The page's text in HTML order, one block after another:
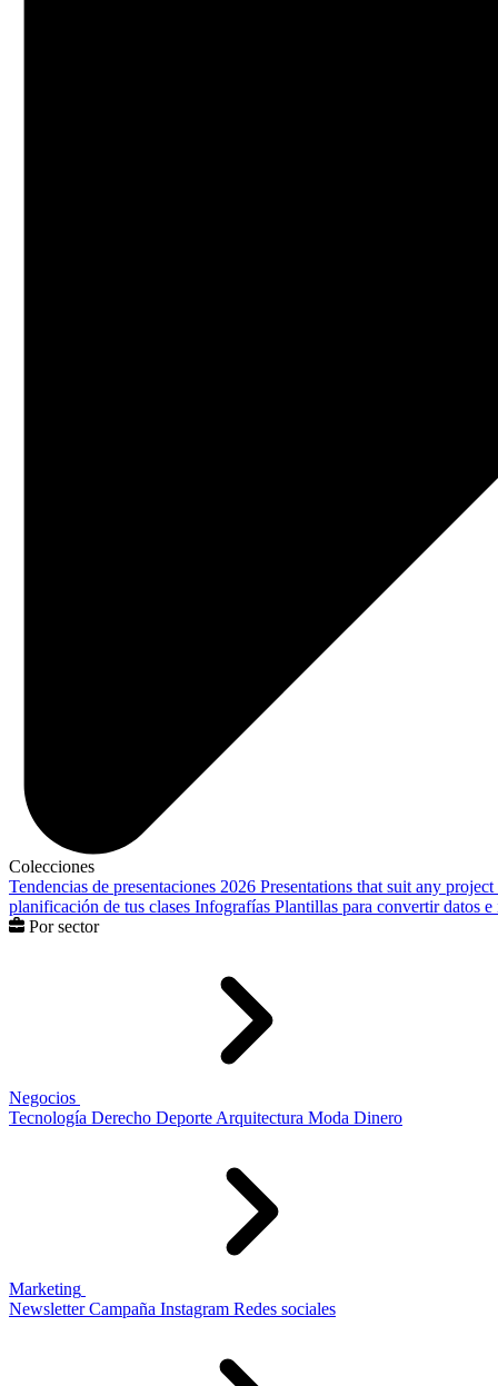
Colecciones
Tendencias de presentaciones 2026 Presentations that suit any project
planificación de tus clases Infografías Plantillas para convertir datos
Por sector
Negocios
Tecnología Derecho Deporte Arquitectura Moda Dinero
Marketing
Newsletter Campaña Instagram Redes sociales